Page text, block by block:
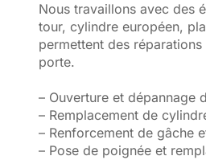
Nous travaillons avec des
tour, cylindre européen,
permettent des
porte.
– Ouverture et dépannage
– Remplacement de
– Renforcement de gâche
– Pose de poignée et